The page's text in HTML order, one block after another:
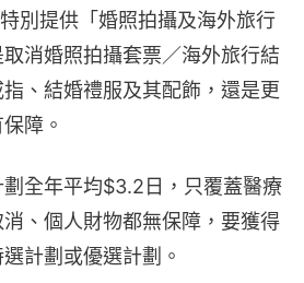
別提供「婚照拍攝及海外旅行
消婚照拍攝套票／海外旅行結
、結婚禮服及其配飾，還是更
障。
全年平均$3.2日，只覆蓋醫療
、個人財物都無保障，要獲得
計劃或優選計劃。